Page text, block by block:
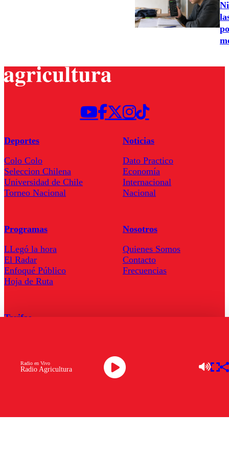
Radio Agricultura
Radio en Vivo
Deportes
Colo Colo
Seleccion Chilena
Universidad de Chile
Torneo Nacional
Noticias
Dato Practico
Economía
Internacional
Nacional
Programas
LLegó la hora
El Radar
Enfoqué Público
Hoja de Ruta
Nosotros
Quienes Somos
Contacto
Frecuencias
Tarifas
Descarga la APP